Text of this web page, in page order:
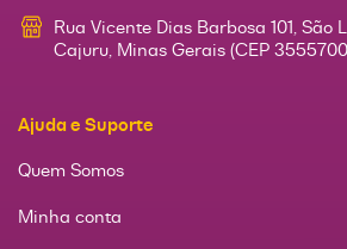
Rua Vicente Dias Barbosa 101, São
Cajuru, Minas Gerais (CEP
Ajuda e Suporte
Quem Somos
Minha conta